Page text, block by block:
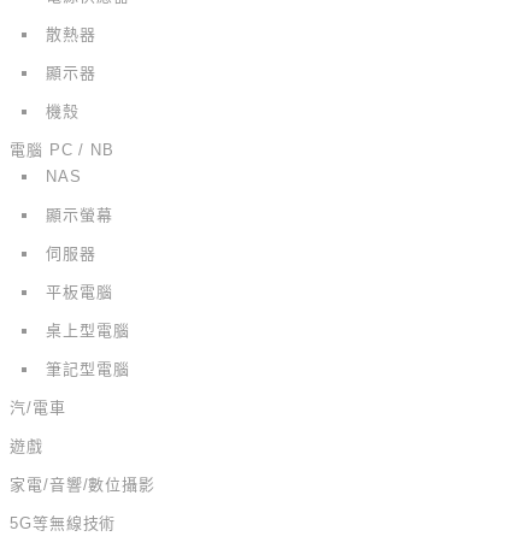
散熱器
顯示器
機殼
電腦 PC / NB
NAS
顯示螢幕
伺服器
平板電腦
桌上型電腦
筆記型電腦
汽/電車
遊戲
家電/音響/數位攝影
5G等無線技術